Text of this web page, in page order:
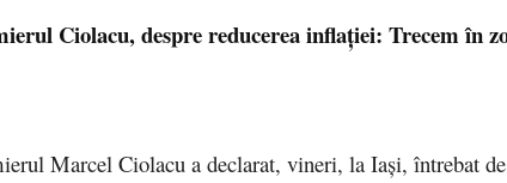
Ciolacu, despre reducerea inflaţiei: Trecem în
Marcel Ciolacu a declarat, vineri, la Iaşi, întrebat